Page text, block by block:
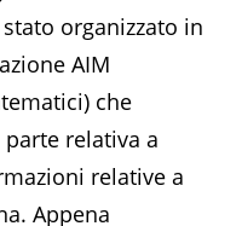
organizzato in
AIM
che
relativa a
relative a
Appena